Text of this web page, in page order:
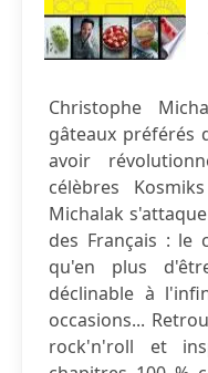
Christophe
gâteaux préférés
avoir
célèbres
Michalak
des Français : le
qu'en plus
déclinable à
occasions...
rock'n'roll et